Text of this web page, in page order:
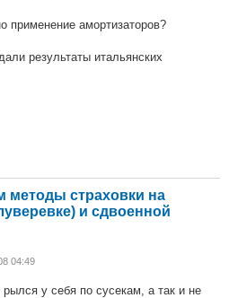
применение амортизаторов?
результаты итальянских
методы страховки на
и сдвоенной
04:49
у себя по сусекам, а так и не